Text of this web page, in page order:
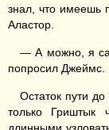
знал, что имеешь
Аластор.
— А можно, я
попросил Джеймс.
Остаток пути
только Гриштык